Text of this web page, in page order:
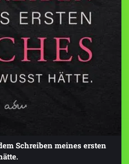
Schreiben meines ersten